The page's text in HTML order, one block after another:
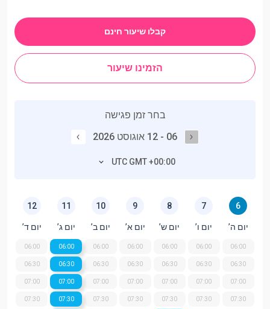
קבלו שיעור חינם
הזמינו שיעור
בחר זמן פגישה
06 - 12 אוגוסט 2026
UTC GMT +00:00
6
יום ה’
06:00
06:30
07:00
07:30
7
יום ו’
06:00
06:30
07:00
07:30
8
יום ש’
06:00
06:30
07:00
07:30
9
יום א’
06:00
06:30
07:00
07:30
10
יום ב’
06:00
06:30
07:00
07:30
11
יום ג’
06:00
06:30
07:00
07:30
12
יום ד’
06:00
06:30
07:00
07:30